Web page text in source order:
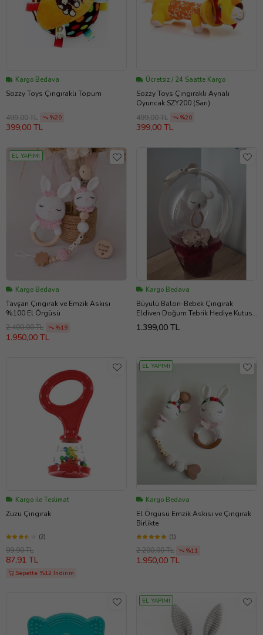
Kargo Bedava
Sozzy Toys Çıngıraklı Topum
499,00 TL %20
399,00 TL
Ücretsiz / 24 Saatte Kargo
Sozzy Toys Çıngıraklı Aynalı
Oyuncak SZY200 (Sarı)
499,00 TL
%20
399,00 TL
EL YAPIMI
Kargo Bedava
Tavşan Çıngırak ve Emzik Askısı
%100 El Örgüsü
2.400,00 TL
%19
1.950,00 TL
Kargo Bedava
Büyülü Balon-Bebek Çıngırak
Eldiven Doğum Tebrik Hediye Kutusu
(Bordo - Pudra - Ten)
1.399,00 TL
Kargo ile Teslimat
Zuzu Çıngırak
(2)
99,90 TL
87,91 TL
Sepette %12 İndirim
EL YAPIMI
Kargo Bedava
El Örgüsü Emzik Askısı ve Çıngırak
Birlikte
(1)
2.200,00 TL %11
1.950,00 TL
EL YAPIMI